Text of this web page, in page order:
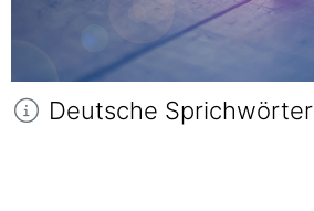
Deutsche Sprichwörter